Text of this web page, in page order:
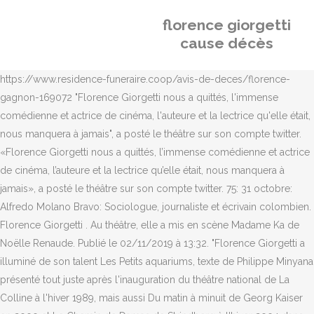
florence giorgetti
cause décès
https://www.residence-funeraire.coop/avis-de-deces/florence-
gagnon-169072 "Florence Giorgetti nous a quittés, l'immense
comédienne et actrice de cinéma, l'auteure et la lectrice qu'elle était,
nous manquera à jamais", a posté le théâtre sur son compte twitter.
«Florence Giorgetti nous a quittés, l’immense comédienne et actrice
de cinéma, l’auteure et la lectrice qu’elle était, nous manquera à
jamais», a posté le théâtre sur son compte twitter. 75: 31 octobre:
Alfredo Molano Bravo: Sociologue, journaliste et écrivain colombien.
Florence Giorgetti . Au théâtre, elle a mis en scène Madame Ka de
Noëlle Renaude. Publié le 02/11/2019 à 13:32. "Florence Giorgetti a
illuminé de son talent Les Petits aquariums, texte de Philippe Minyana
présenté tout juste après l'inauguration du théâtre national de La
Colline à l'hiver 1989, mais aussi Du matin à minuit de Georg Kaiser